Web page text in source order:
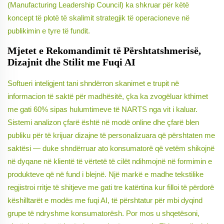
(Manufacturing Leadership Council) ka shkruar për këtë
koncept të plotë të skalimit strategjik të operacioneve në
publikimin e tyre të fundit.
Mjetet e Rekomandimit të Përshtatshmerisë,
Dizajnit dhe Stilit me Fuqi AI
Softueri inteligjent tani shndërron skanimet e trupit në
informacion të saktë për madhësitë, çka ka zvogëluar kthimet
me gati 60% sipas hulumtimeve të NARTS nga vit i kaluar.
Sistemi analizon çfarë është në modë online dhe çfarë blen
publiku për të krijuar dizajne të personalizuara që përshtaten me
saktësi — duke shndërruar ato konsumatorë që vetëm shikojnë
në dyqane në klientë të vërtetë të cilët ndihmojnë në formimin e
produkteve që në fund i blejnë. Një markë e madhe tekstilike
regjistroi rritje të shitjeve me gati tre katërtina kur filloi të përdorë
këshilltarët e modës me fuqi AI, të përshtatur për mbi dyqind
grupe të ndryshme konsumatorësh. Por mos u shqetësoni,